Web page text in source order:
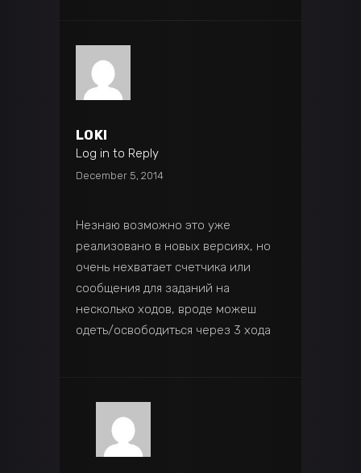
LOKI
Log in to Reply
December 5, 2014
Незнаю возможно это уже
реализовано в новых версиях, но
очень нехватает счетчика или
сообщения для заданий на
несколько ходов, вроде можеш
одеть/освободиться через 3 хода